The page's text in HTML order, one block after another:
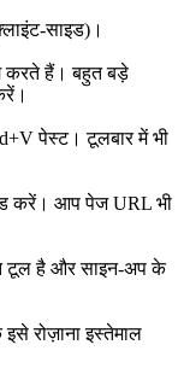
करते हैं। बहुत बड़े
पेस्ट। टूलबार में भी
करें। आप पेज URL भी
टूल है और साइन‑अप के
इसे रोज़ाना इस्तेमाल